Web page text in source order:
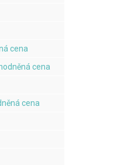
cena
cena
cena